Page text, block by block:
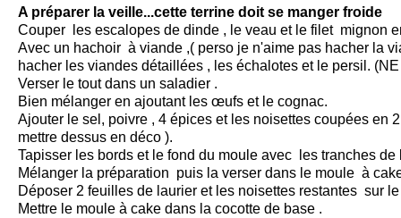
A préparer la veille...cette terrine doit se manger froide
Couper les escalopes de dinde , le veau et le filet mignon
Avec un hachoir à viande ,( perso je n'aime pas hacher la
hacher les viandes détaillées , les échalotes et le persil.
Verser le tout dans un saladier .
Bien mélanger en ajoutant les œufs et le cognac.
Ajouter le sel, poivre , 4 épices et les noisettes coupées en
mettre dessus en déco ).
Tapisser les bords et le fond du moule avec les tranches de
Mélanger la préparation puis la verser dans le moule à
Déposer 2 feuilles de laurier et les noisettes restantes sur
Mettre le moule à cake dans la cocotte de base .